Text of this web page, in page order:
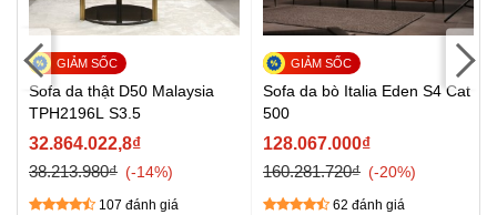
Sofa da thật D50 Malaysia
TPH2196L S3.5
32.864.022,8₫
38.213.980₫
-14%
107 đánh giá
Sofa da bò Italia Eden S4 Cat
500
128.067.000₫
160.281.720₫
-20%
62 đánh giá